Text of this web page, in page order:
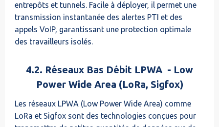
entrepôts et tunnels. Facile à déployer, il permet une
transmission instantanée des alertes PTI et des
appels VoIP, garantissant une protection optimale
des travailleurs isolés.
4.2. Réseaux Bas Débit LPWA - Low
Power Wide Area (LoRa, Sigfox)
Les réseaux LPWA (Low Power Wide Area) comme
LoRa et Sigfox sont des technologies conçues pour